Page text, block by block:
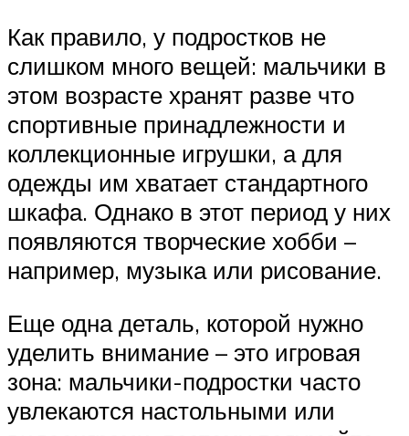
Как правило, у подростков не
слишком много вещей: мальчики в
этом возрасте хранят разве что
спортивные принадлежности и
коллекционные игрушки, а для
одежды им хватает стандартного
шкафа. Однако в этот период у них
появляются творческие хобби –
например, музыка или рисование.
Еще одна деталь, которой нужно
уделить внимание – это игровая
зона: мальчики-подростки часто
увлекаются настольными или